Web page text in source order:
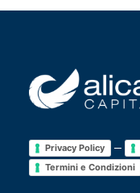
Privacy Policy –
Termini e Condizioni